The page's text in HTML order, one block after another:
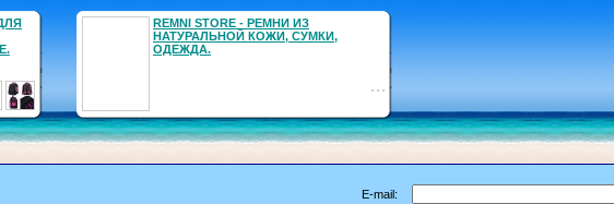
REMNI STORЕ - РЕМНИ ИЗ
НАТУРАЛЬНОЙ КОЖИ, СУМКИ,
ОДЕЖДА.
E-mail: